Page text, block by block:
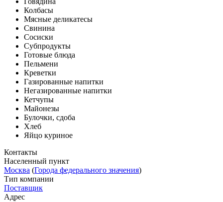
Колбасы
Мясные деликатесы
Свинина
Сосиски
Субпродукты
Готовые блюда
Пельмени
Креветки
Газированные напитки
Негазированные напитки
Кетчупы
Майонезы
Булочки, сдоба
Хлеб
Яйцо куриное
Контакты
Населенный пункт
Москва (Города федерального значения)
Тип компании
Поставщик
Адрес